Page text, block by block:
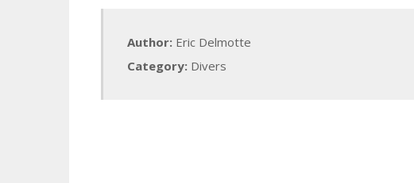
Author: Eric Delmotte
Category: Divers